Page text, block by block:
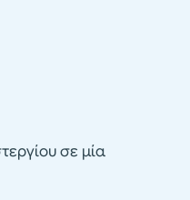
σε μία